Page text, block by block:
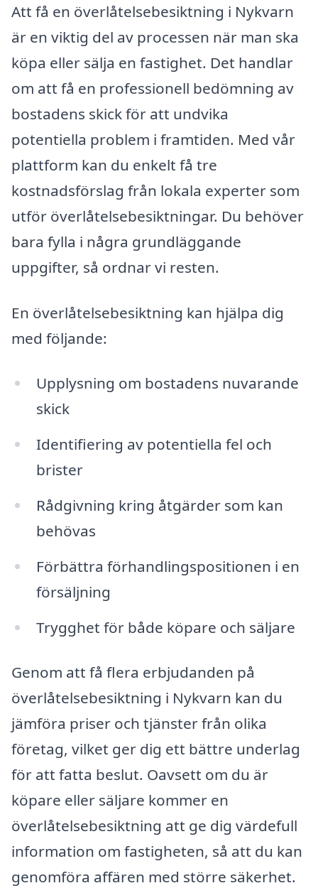
Att få en överlåtelsebesiktning i Nykvarn
är en viktig del av processen när man ska
köpa eller sälja en fastighet. Det handlar
om att få en professionell bedömning av
bostadens skick för att undvika
potentiella problem i framtiden. Med vår
plattform kan du enkelt få tre
kostnadsförslag från lokala experter som
utför överlåtelsebesiktningar. Du behöver
bara fylla i några grundläggande
uppgifter, så ordnar vi resten.
En överlåtelsebesiktning kan hjälpa dig
med följande:
Upplysning om bostadens nuvarande
skick
Identifiering av potentiella fel och
brister
Rådgivning kring åtgärder som kan
behövas
Förbättra förhandlingspositionen i en
försäljning
Trygghet för både köpare och säljare
Genom att få flera erbjudanden på
överlåtelsebesiktning i Nykvarn kan du
jämföra priser och tjänster från olika
företag, vilket ger dig ett bättre underlag
för att fatta beslut. Oavsett om du är
köpare eller säljare kommer en
överlåtelsebesiktning att ge dig värdefull
information om fastigheten, så att du kan
genomföra affären med större säkerhet.